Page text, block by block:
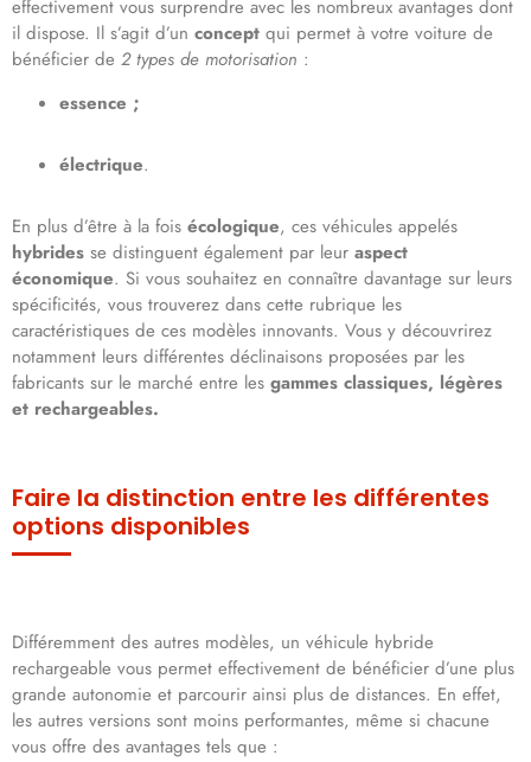
effectivement vous surprendre avec les nombreux avantages dont
il dispose. Il s’agit d’un concept qui permet à votre voiture de
bénéficier de 2 types de motorisation :
essence ;
électrique.
En plus d’être à la fois écologique, ces véhicules appelés
hybrides se distinguent également par leur aspect
économique. Si vous souhaitez en connaître davantage sur leurs
spécificités, vous trouverez dans cette rubrique les
caractéristiques de ces modèles innovants. Vous y découvrirez
notamment leurs différentes déclinaisons proposées par les
fabricants sur le marché entre les gammes classiques, légères
et rechargeables.
Faire la distinction entre les différentes
options disponibles
Différemment des autres modèles, un véhicule hybride
rechargeable vous permet effectivement de bénéficier d’une plus
grande autonomie et parcourir ainsi plus de distances. En effet,
les autres versions sont moins performantes, même si chacune
vous offre des avantages tels que :